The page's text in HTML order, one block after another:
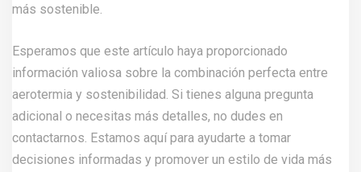
más sostenible.
Esperamos que este artículo haya proporcionado
información valiosa sobre la combinación perfecta entre
aerotermia y sostenibilidad. Si tienes alguna pregunta
adicional o necesitas más detalles, no dudes en
contactarnos. Estamos aquí para ayudarte a tomar
decisiones informadas y promover un estilo de vida más